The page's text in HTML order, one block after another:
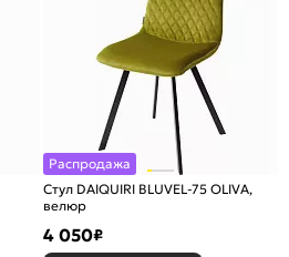
Распродажа
Стул DAIQUIRI BLUVEL-75 OLIVA,
велюр
4 050₽